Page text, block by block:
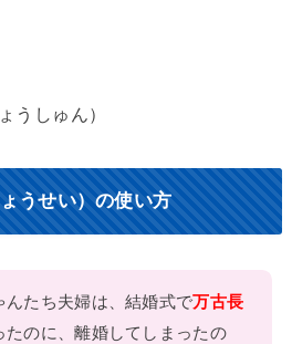
うしゅん）
うせい）の使い方
んたち夫婦は、結婚式で万古長
たのに、離婚してしまったの